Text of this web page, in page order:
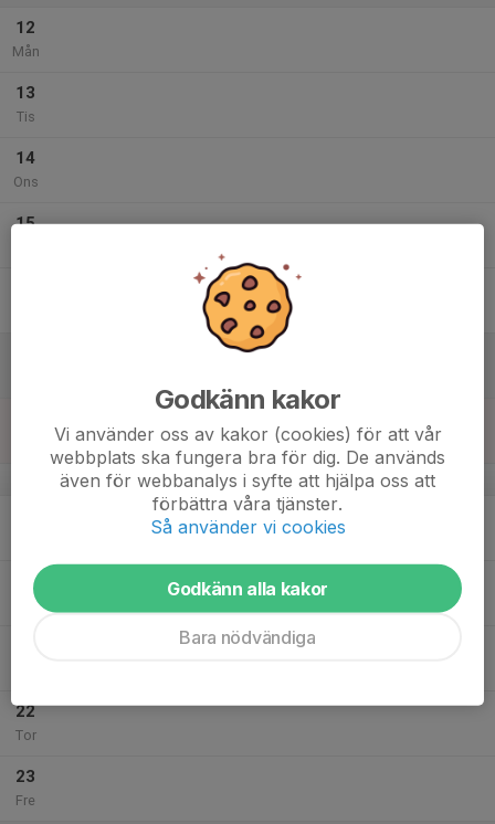
12
Mån
13
Tis
14
Ons
15
v.43
20
22
Tor
23
Fre
Godkänn kakor
Vi använder oss av kakor (cookies) för att vår
webbplats ska fungera bra för dig. De används
även för webbanalys i syfte att hjälpa oss att
förbättra våra tjänster.
Så använder vi cookies
Godkänn alla kakor
Bara nödvändiga